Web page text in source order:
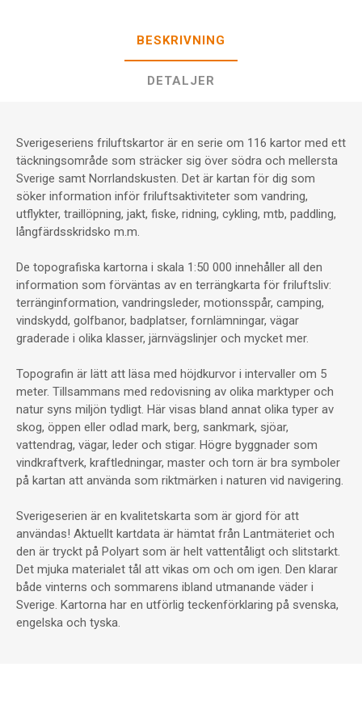
BESKRIVNING
DETALJER
Sverigeseriens friluftskartor är en serie om 116 kartor med ett
täckningsområde som sträcker sig över södra och mellersta
Sverige samt Norrlandskusten. Det är kartan för dig som
söker information inför friluftsaktiviteter som vandring,
utflykter, traillöpning, jakt, fiske, ridning, cykling, mtb, paddling,
långfärdsskridsko m.m.
De topografiska kartorna i skala 1:50 000 innehåller all den
information som förväntas av en terrängkarta för friluftsliv:
terränginformation, vandringsleder, motionsspår, camping,
vindskydd, golfbanor, badplatser, fornlämningar, vägar
graderade i olika klasser, järnvägslinjer och mycket mer.
Topografin är lätt att läsa med höjdkurvor i intervaller om 5
meter. Tillsammans med redovisning av olika marktyper och
natur syns miljön tydligt. Här visas bland annat olika typer av
skog, öppen eller odlad mark, berg, sankmark, sjöar,
vattendrag, vägar, leder och stigar. Högre byggnader som
vindkraftverk, kraftledningar, master och torn är bra symboler
på kartan att använda som riktmärken i naturen vid navigering.
Sverigeserien är en kvalitetskarta som är gjord för att
användas! Aktuellt kartdata är hämtat från Lantmäteriet och
den är tryckt på Polyart som är helt vattentåligt och slitstarkt.
Det mjuka materialet tål att vikas om och om igen. Den klarar
både vinterns och sommarens ibland utmanande väder i
Sverige. Kartorna har en utförlig teckenförklaring på svenska,
engelska och tyska.